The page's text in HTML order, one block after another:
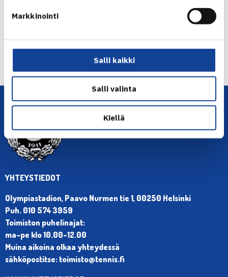
Markkinointi
Salli kaikki
Salli valinta
Kiellä
← Edellinen
Seuraava uutinen: Toistakymmentä
suomalaisjunioria TE12-kisassa… →
YHTEYSTIEDOT
Olympiastadion, Paavo Nurmen tie 1, 00250 Helsinki
Puh. 010 574 3959
Toimiston puhelinajat:
ma-pe klo 10.00-12.00
Muina aikoina olkaa yhteydessä
sähköpostitse: toimisto@tennis.fi